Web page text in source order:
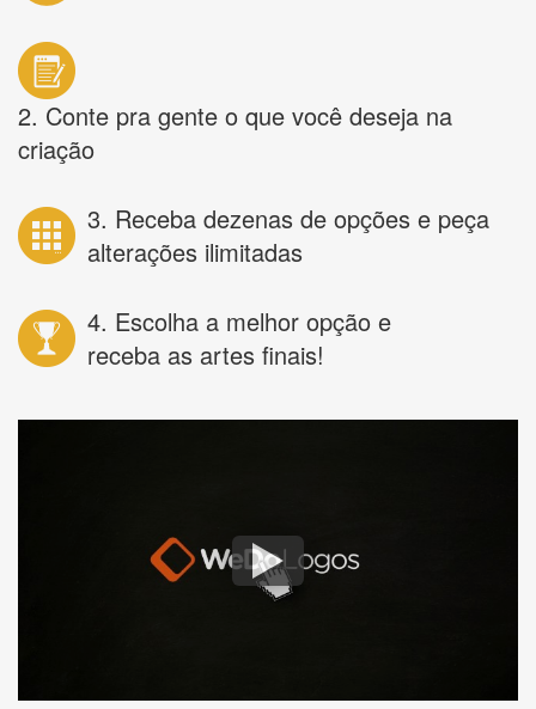
2. Conte pra gente o que você deseja na
criação
3. Receba dezenas de opções e peça
alterações ilimitadas
4. Escolha a melhor opção e
receba as artes finais!